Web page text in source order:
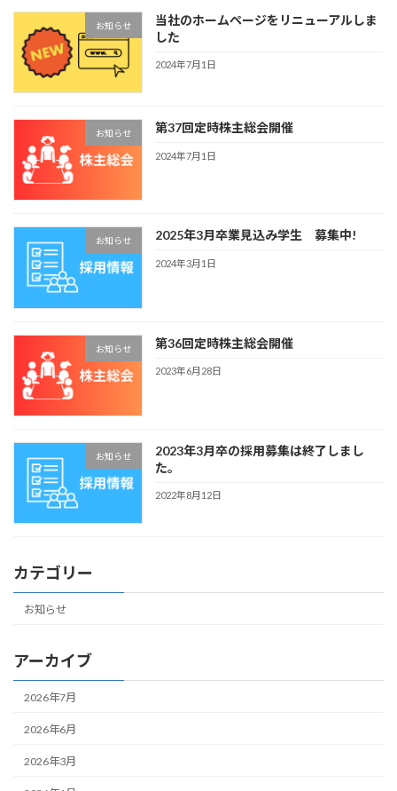
お知らせ
当社のホームページをリニューアルしま
した
2024年7月1日
お知らせ 第37回定時株主総会開催
2024年7月1日
お知らせ 2025年3月卒業見込み学生 募集中!
2024年3月1日
お知らせ 第36回定時株主総会開催
2023年6月28日
お知らせ
2023年3月卒の採用募集は終了しまし
た。
2022年8月12日
カテゴリー
お知らせ
アーカイブ
2026年7月
2026年6月
2026年3月